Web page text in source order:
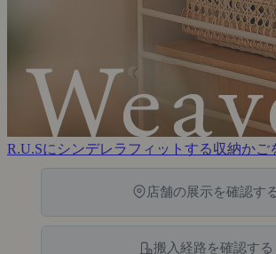
R.U.Sにシンデレラフィットする収納かご
店舗の展示を確認す
搬入経路を確認する